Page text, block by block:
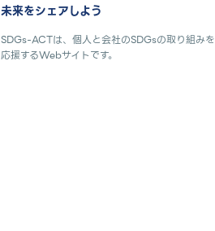
未来をシェアしよう
SDGs-ACTは、個人と会社のSDGsの取り組みを
応援するWebサイトです。